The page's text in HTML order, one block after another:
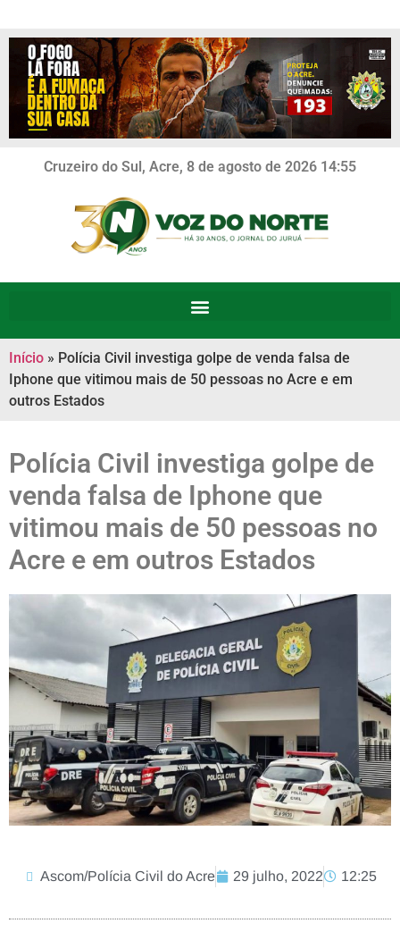
Cruzeiro do Sul, Acre, 8 de agosto de 2026 14:55
Início » Polícia Civil investiga golpe de venda falsa de
Iphone que vitimou mais de 50 pessoas no Acre e em
outros Estados
Polícia Civil investiga golpe de
venda falsa de Iphone que
vitimou mais de 50 pessoas no
Acre e em outros Estados
Ascom/Polícia Civil do Acre 29 julho, 2022 12:25